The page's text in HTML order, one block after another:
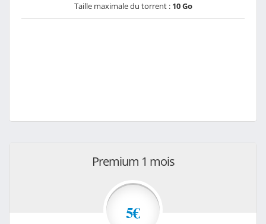
Taille maximale du torrent : 10 Go
Premium 1 mois
5€